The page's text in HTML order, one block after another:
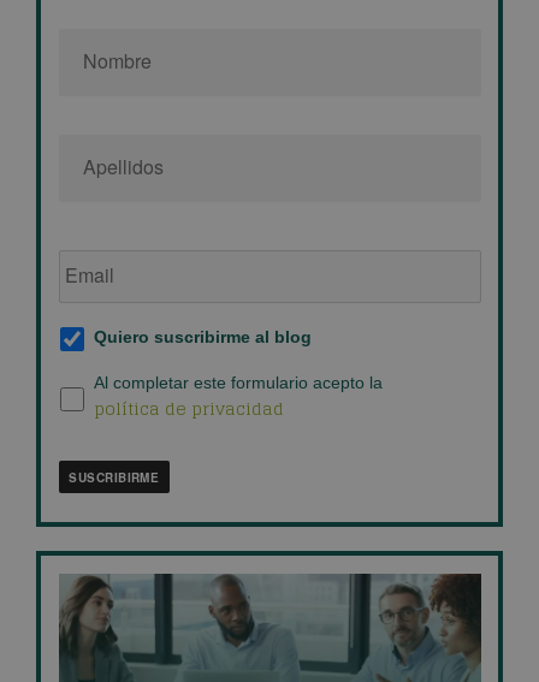
de
Suscripción
al
blog
*
Quiero suscribirme al blog
Política
de
Al completar este formulario acepto la
política de privacidad
SUSCRIBIRME